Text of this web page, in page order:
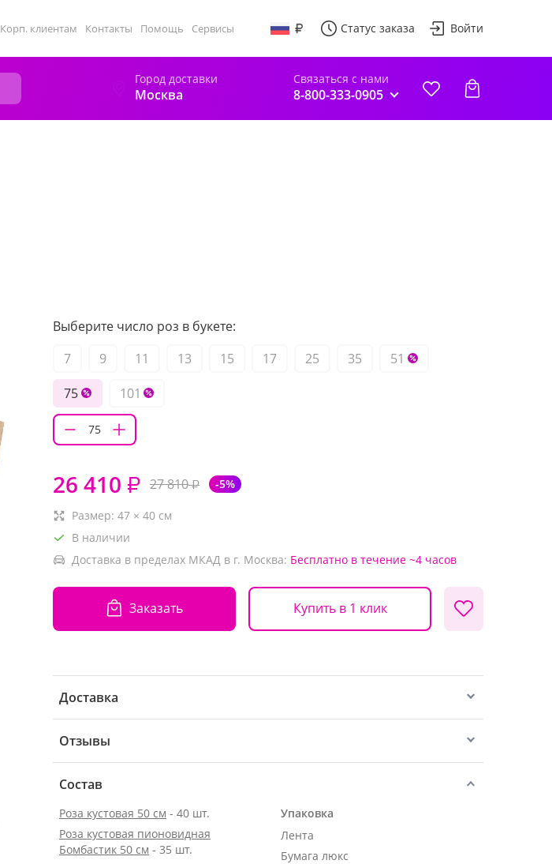
Корп. клиентам Контакты Помощь Сервисы Статус заказа Войти
Город доставки
Москва
Связаться с нами
8-800-333-0905
Выберите число роз в букете:
7
9 11 13 15 17 25 35
51
75
101
26 410 ₽ 27 810₽ -5%
Размер: 47 × 40 см
В наличии
Доставка в пределах МКАД в г. Москва: Бесплатно в течение ~4 часов
Заказать Купить в 1 клик
Доставка
Отзывы
Состав
Роза кустовая 50 см - 40 шт.
Роза кустовая пионовидная
Бомбастик 50 см - 35 шт.
Упаковка
Лента
Бумага люкс